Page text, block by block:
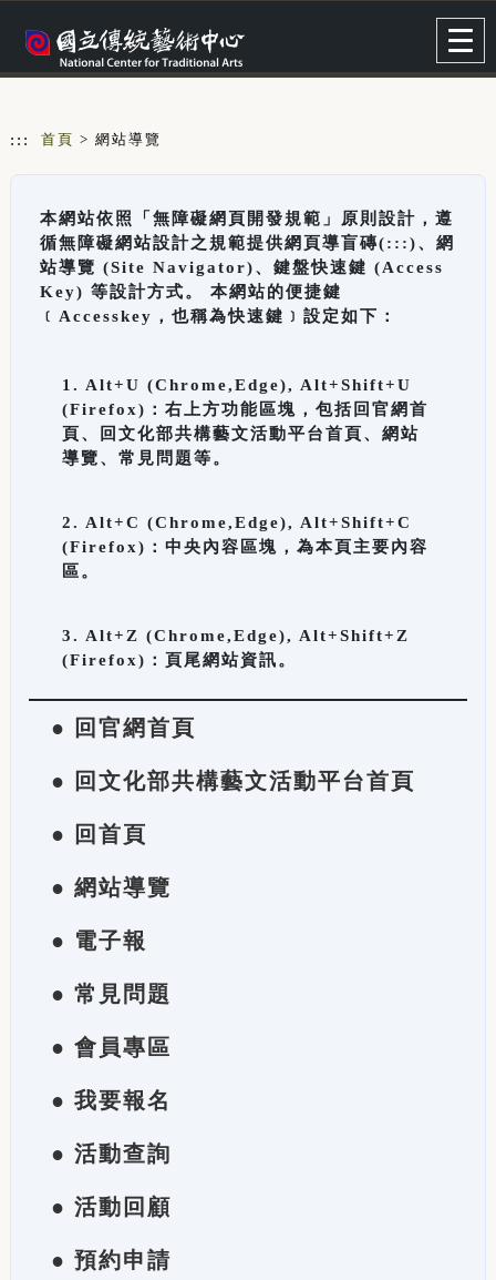
::: 首頁 > 網站導覽
本網站依照「無障礙網頁開發規範」原則設計，遵
循無障礙網站設計之規範提供網頁導盲磚(:::)、網
站導覽 (Site Navigator)、鍵盤快速鍵 (Access
Key) 等設計方式。 本網站的便捷鍵
﹝Accesskey，也稱為快速鍵﹞設定如下：
1. Alt+U (Chrome,Edge), Alt+Shift+U
(Firefox)：右上方功能區塊，包括回官網首
頁、回文化部共構藝文活動平台首頁、網站
導覽、常見問題等。
2. Alt+C (Chrome,Edge), Alt+Shift+C
(Firefox)：中央內容區塊，為本頁主要內容
區。
3. Alt+Z (Chrome,Edge), Alt+Shift+Z
(Firefox)：頁尾網站資訊。
● 回官網首頁
● 回文化部共構藝文活動平台首頁
● 回首頁
● 網站導覽
● 電子報
● 常見問題
● 會員專區
● 我要報名
● 活動查詢
● 活動回顧
● 預約申請